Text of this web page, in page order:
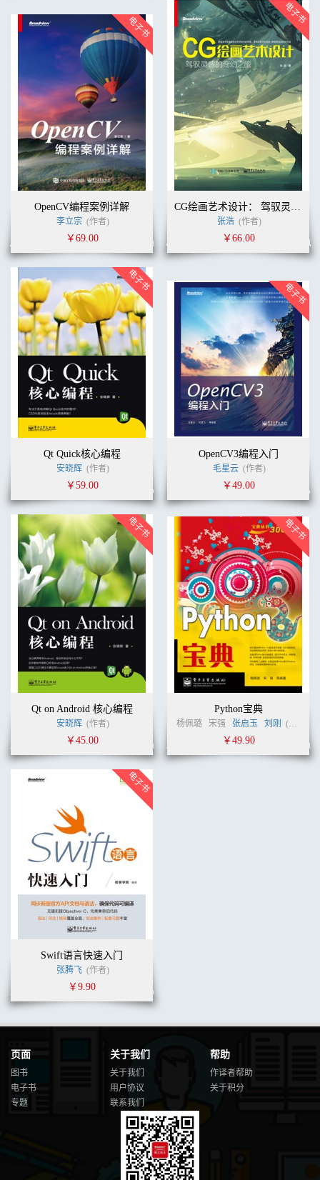
OpenCV编程案例详解
李立宗 (作者)
￥69.00
CG绘画艺术设计： 驾驭灵感的奇幻之旅
张浩 (作者)
￥66.00
Qt Quick核心编程
安晓辉 (作者)
￥59.00
OpenCV3编程入门
毛星云 (作者)
￥49.00
Qt on Android 核心编程
安晓辉 (作者)
￥45.00
Python宝典
杨佩璐 宋强 张启玉 刘刚 (作者)
￥49.90
Swift语言快速入门
张腾飞 (作者)
￥9.90
页面
图书
电子书
专题
关于我们
关于我们
用户协议
联系我们
帮助
作译者帮助
关于积分